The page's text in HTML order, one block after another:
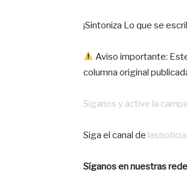
¡Sintoniza Lo que se
Aviso importante:
columna original
Síganos y active la
‎Siga el canal de
Síganos en nuestras